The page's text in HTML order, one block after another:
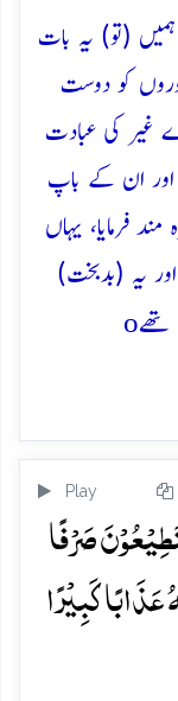
(تو) یہ بات
کو دوست
غیر کی عبادت
اور ان کے باپ
فرمایا، یہاں
یہ (بدبخت)
o
Play
صَرۡفًا
کَبِیۡرًا